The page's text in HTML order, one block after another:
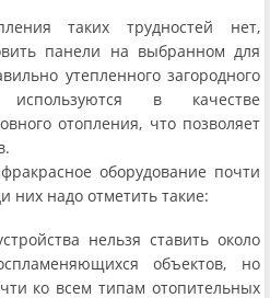
таких трудностей нет,
панели на выбранном для
утепленного загородного
в качестве
отопления, что позволяет
оборудование почти
них надо отметить такие:
нельзя ставить около
объектов, но
ко всем типам отопительных